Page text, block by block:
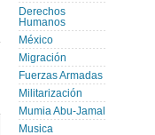
Derechos
Humanos
México
Migración
Fuerzas Armadas
Militarización
Mumia Abu-Jamal
Musica